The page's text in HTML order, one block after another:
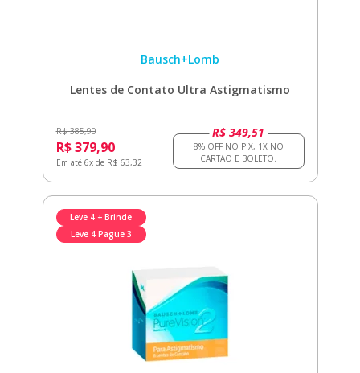
Bausch+Lomb
Lentes de Contato Ultra Astigmatismo
R$ 385,90
R$ 379,90
Em até 6x de R$ 63,32
R$ 349,51
Leve 4 + Brinde
Leve 4 Pague 3